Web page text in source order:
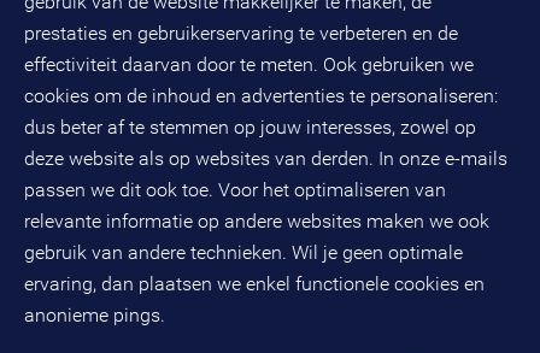
prestaties en gebruikerservaring te verbeteren en de
effectiviteit daarvan door te meten. Ook gebruiken we
cookies om de inhoud en advertenties te personaliseren:
dus beter af te stemmen op jouw interesses, zowel op
deze website als op websites van derden. In onze e-mails
passen we dit ook toe. Voor het optimaliseren van
relevante informatie op andere websites maken we ook
gebruik van andere technieken. Wil je geen optimale
ervaring, dan plaatsen we enkel functionele cookies en
anonieme pings.
Databankweg 26 D
3821 ALAmersfoort
Postbus 490
3800 AL Amersfoort
KvK-nummer: 32078667
BTW-nummer: NL808663598B01
Volg ons op social media